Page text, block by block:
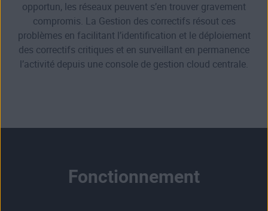
opportun, les réseaux peuvent s’en trouver gravement
compromis. La Gestion des correctifs résout ces
problèmes en facilitant l’identification et le déploiement
des correctifs critiques et en surveillant en permanence
l’activité depuis une console de gestion cloud centrale.
Fonctionnement